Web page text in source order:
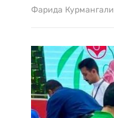
Фарида